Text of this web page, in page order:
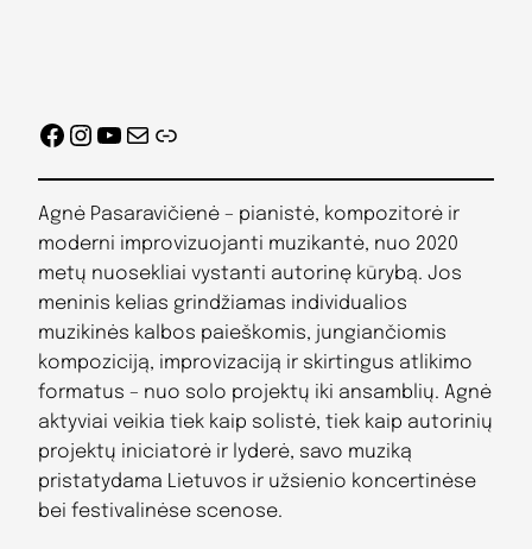
Facebook Instagram YouTube Mail Nuoroda
Agnė Pasaravičienė – pianistė, kompozitorė ir
moderni improvizuojanti muzikantė, nuo 2020
metų nuosekliai vystanti autorinę kūrybą. Jos
meninis kelias grindžiamas individualios
muzikinės kalbos paieškomis, jungiančiomis
kompoziciją, improvizaciją ir skirtingus atlikimo
formatus – nuo solo projektų iki ansamblių. Agnė
aktyviai veikia tiek kaip solistė, tiek kaip autorinių
projektų iniciatorė ir lyderė, savo muziką
pristatydama Lietuvos ir užsienio koncertinėse
bei festivalinėse scenose.